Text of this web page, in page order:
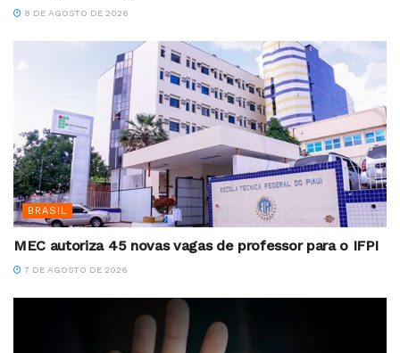
8 DE AGOSTO DE 2026
BRASIL
MEC autoriza 45 novas vagas de professor para o IFPI
7 DE AGOSTO DE 2026